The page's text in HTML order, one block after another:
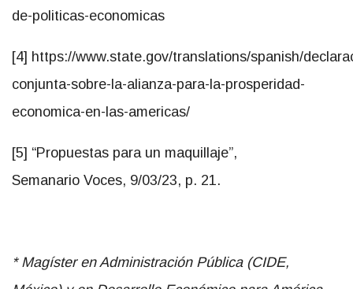
[4] https://www.state.gov/translations/spanish/
economica-en-las-americas/
[5] “Propuestas para un maquillaje”,
Latina (UIA, España). Fue director del Instituto